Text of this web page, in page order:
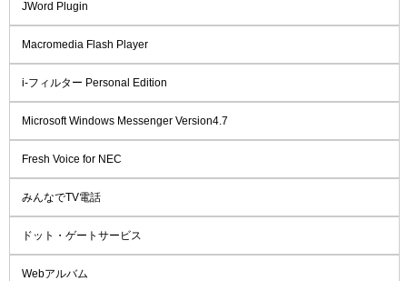
JWord Plugin
Macromedia Flash Player
i-フィルター Personal Edition
Microsoft Windows Messenger Version4.7
Fresh Voice for NEC
みんなでTV電話
ドット・ゲートサービス
Webアルバム